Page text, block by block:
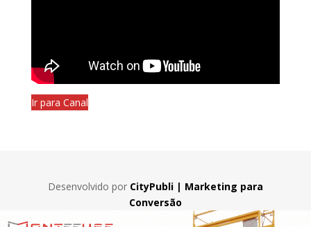
Ir para Canal
Desenvolvido por CityPubli | Marketing para
Conversão